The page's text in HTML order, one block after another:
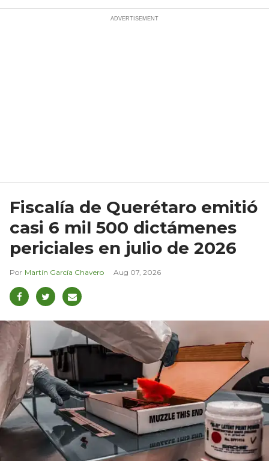
Fiscalía de Querétaro emitió
casi 6 mil 500 dictámenes
periciales en julio de 2026
Martín García Chavero Aug 07, 2026